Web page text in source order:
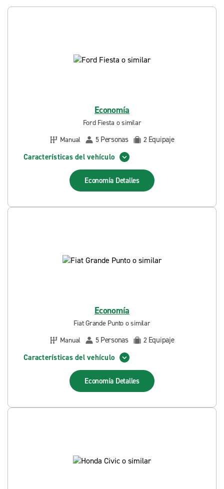
Economía
Ford Fiesta o similar
Manual
5 Personas 2 Equipaje
Características del vehículo
Economía Detalles
Economía
Fiat Grande Punto o similar
Manual
5 Personas 2 Equipaje
Características del vehículo
Economía Detalles